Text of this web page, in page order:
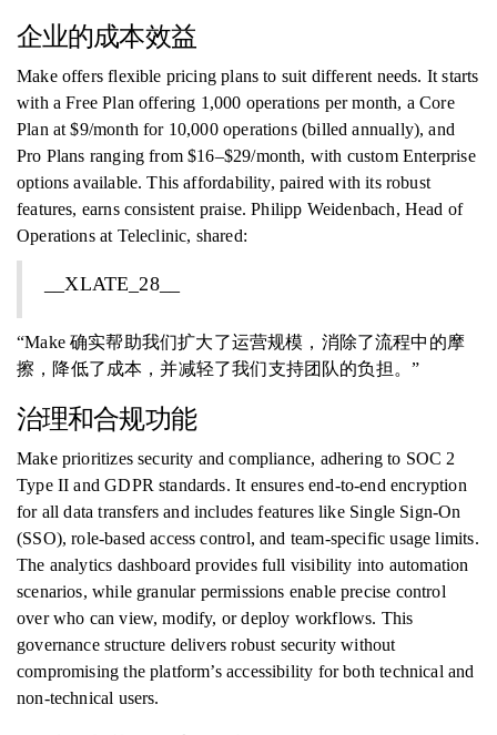
企业的成本效益
Make offers flexible pricing plans to suit different needs. It starts
with a Free Plan offering 1,000 operations per month, a Core
Plan at $9/month for 10,000 operations (billed annually), and
Pro Plans ranging from $16–$29/month, with custom Enterprise
options available. This affordability, paired with its robust
features, earns consistent praise. Philipp Weidenbach, Head of
Operations at Teleclinic, shared:
__XLATE_28__
“Make 确实帮助我们扩大了运营规模，消除了流程中的摩
擦，降低了成本，并减轻了我们支持团队的负担。”
治理和合规功能
Make prioritizes security and compliance, adhering to SOC 2
Type II and GDPR standards. It ensures end-to-end encryption
for all data transfers and includes features like Single Sign-On
(SSO), role-based access control, and team-specific usage limits.
The analytics dashboard provides full visibility into automation
scenarios, while granular permissions enable precise control
over who can view, modify, or deploy workflows. This
governance structure delivers robust security without
compromising the platform’s accessibility for both technical and
non-technical users.